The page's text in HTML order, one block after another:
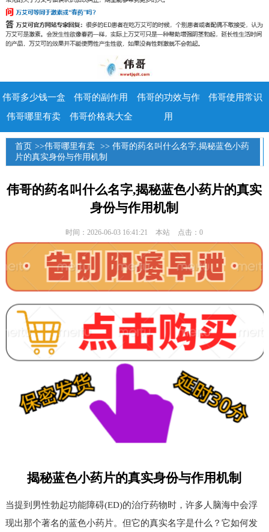
伟哥多少钱一盒 伟哥的副作用
伟哥的功效与作
用
伟哥使用常识
伟哥哪里有卖
伟哥价格表大全
首页 >>伟哥哪里有卖
>> 伟哥的药名叫什么名字,揭秘蓝色小药
片的真实身份与作用机制
伟哥的药名叫什么名字,揭秘蓝色小药片的真实
身份与作用机制
时间：2026-06-03 16:41:21 本站 点击：0
揭秘蓝色小药片的真实身份与作用机制
当提到男性勃起功能障碍(ED)的治疗药物时，许多人脑海中会浮
现出那个著名的蓝色小药片。但它的真实名字是什么？它如何发